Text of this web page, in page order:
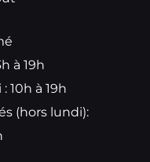
à 19h
10h à 19h
(hors lundi):